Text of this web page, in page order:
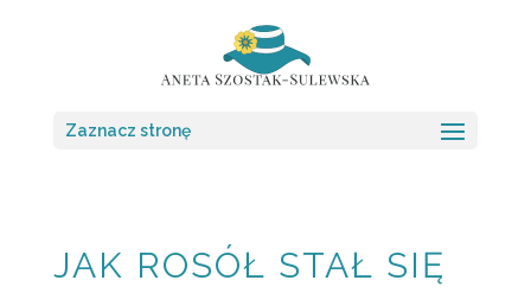
Zaznacz stronę
JAK ROSÓŁ STAŁ SIĘ